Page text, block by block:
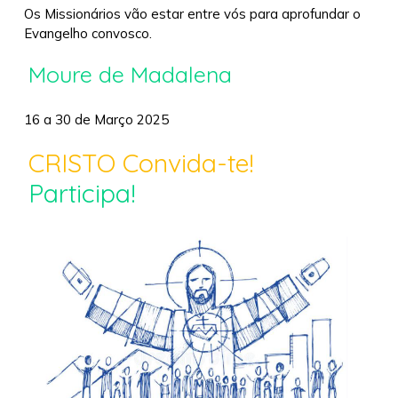
Os Missionários vão estar entre vós para aprofundar o
Evangelho convosco.
Moure de Madalena
16 a 30 de Março 2025
CRISTO Convida-te!
Participa!